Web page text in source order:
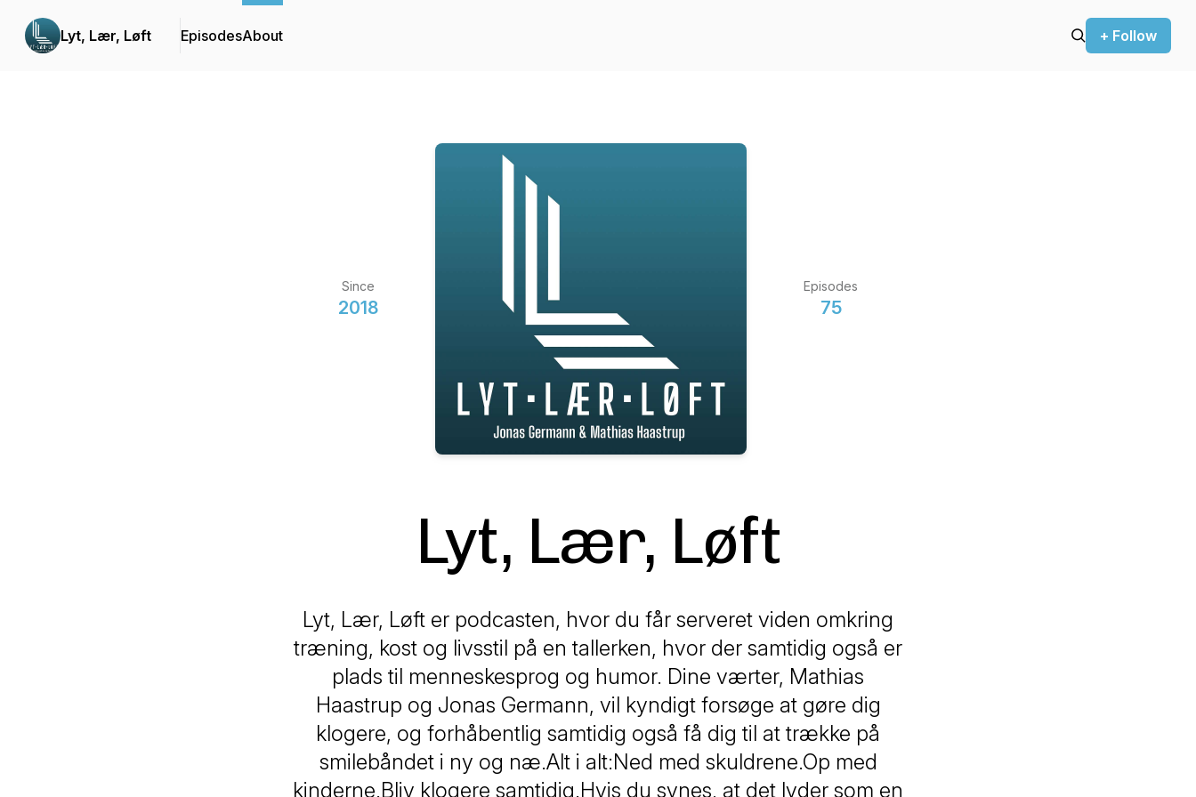
Lyt, Lær, Løft EpisodesAbout + Follow
Since
2018
Episodes
75
Lyt, Lær, Løft
Lyt, Lær, Løft er podcasten, hvor du får serveret viden omkring
træning, kost og livsstil på en tallerken, hvor der samtidig også er
plads til menneskesprog og humor. Dine værter, Mathias
Haastrup og Jonas Germann, vil kyndigt forsøge at gøre dig
klogere, og forhåbentlig samtidig også få dig til at trække på
smilebåndet i ny og næ.Alt i alt:Ned med skuldrene.Op med
kinderne.Bliv klogere samtidig.Hvis du synes, at det lyder som en